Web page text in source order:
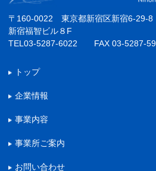
〒160-0022 東京都新宿区新宿6-29-8
新宿福智ビル８F
TEL03-5287-6022 FAX 03-5287-
トップ
企業情報
事業内容
事業所ご案内
お問い合わせ